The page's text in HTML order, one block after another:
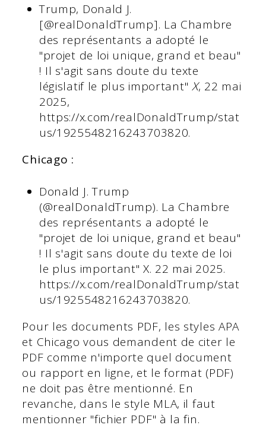
Trump, Donald J.
[@realDonaldTrump]. La Chambre
des représentants a adopté le
"projet de loi unique, grand et beau"
! Il s'agit sans doute du texte
législatif le plus important" X, 22 mai
2025,
https://x.com/realDonaldTrump/stat
us/1925548216243703820.
Chicago :
Donald J. Trump
(@realDonaldTrump). La Chambre
des représentants a adopté le
"projet de loi unique, grand et beau"
! Il s'agit sans doute du texte de loi
le plus important" X. 22 mai 2025.
https://x.com/realDonaldTrump/stat
us/1925548216243703820.
Pour les documents PDF, les styles APA
et Chicago vous demandent de citer le
PDF comme n'importe quel document
ou rapport en ligne, et le format (PDF)
ne doit pas être mentionné. En
revanche, dans le style MLA, il faut
mentionner "fichier PDF" à la fin.